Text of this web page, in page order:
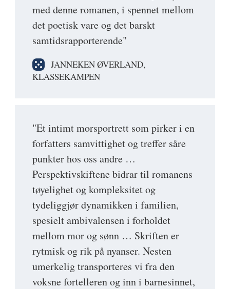
med denne romanen, i spennet mellom
det poetisk vare og det barskt
samtidsrapporterende"
JANNEKEN ØVERLAND,
KLASSEKAMPEN
"Et intimt morsportrett som pirker i en
forfatters samvittighet og treffer såre
punkter hos oss andre …
Perspektivskiftene bidrar til romanens
tøyelighet og kompleksitet og
tydeliggjør dynamikken i familien,
spesielt ambivalensen i forholdet
mellom mor og sønn … Skriften er
rytmisk og rik på nyanser. Nesten
umerkelig transporteres vi fra den
voksne fortelleren og inn i barnesinnet,